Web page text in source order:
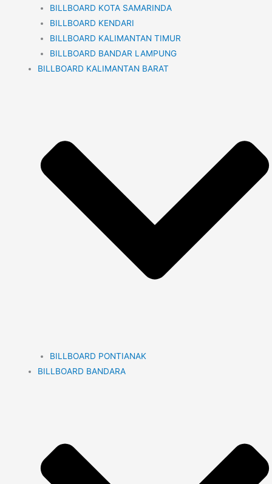
BILLBOARD KOTA SAMARINDA
BILLBOARD KENDARI
BILLBOARD KALIMANTAN TIMUR
BILLBOARD BANDAR LAMPUNG
BILLBOARD KALIMANTAN BARAT
BILLBOARD PONTIANAK
BILLBOARD BANDARA